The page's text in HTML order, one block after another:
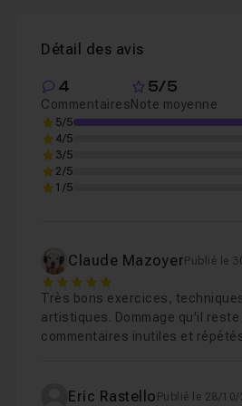
version 8 pour l'amélioration de
de l'image (compensation du flou
Connaissance de base de la
recommandée, mais non
Tous les fichiers
Pour aller plus loin, je propose
DXO Photolab complète
Détail des avis
4
Commentaires
5/5
Note moyenne
5/5
4/5
3/5
2/5
1/5
Claude Mazoyer Publié le
5
Très bons exercices,
artistiques. Dommage qu'il
commentaires inutiles et
Eric Rastello Publié le 28/